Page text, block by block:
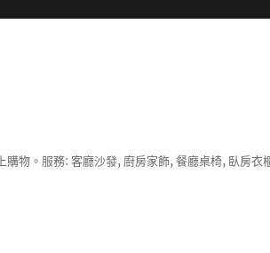
物。服務: 客廳沙發, 廚房家飾, 餐廳桌椅, 臥房衣